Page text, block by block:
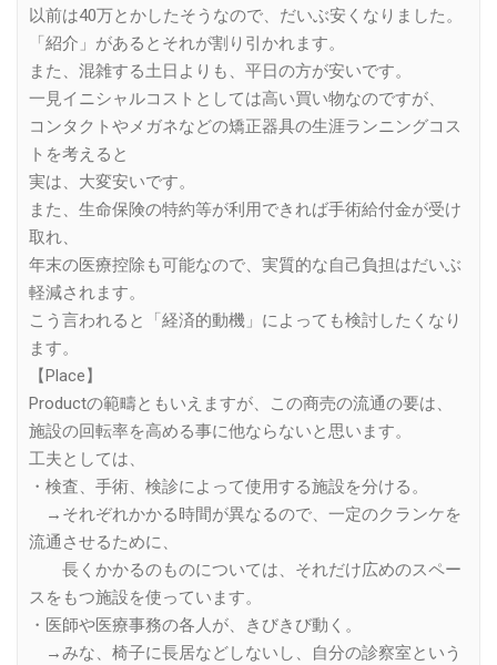
以前は40万とかしたそうなので、だいぶ安くなりました。
「紹介」があるとそれが割り引かれます。
また、混雑する土日よりも、平日の方が安いです。
一見イニシャルコストとしては高い買い物なのですが、
コンタクトやメガネなどの矯正器具の生涯ランニングコス
トを考えると
実は、大変安いです。
また、生命保険の特約等が利用できれば手術給付金が受け
取れ、
年末の医療控除も可能なので、実質的な自己負担はだいぶ
軽減されます。
こう言われると「経済的動機」によっても検討したくなり
ます。
【Place】
Productの範疇ともいえますが、この商売の流通の要は、
施設の回転率を高める事に他ならないと思います。
工夫としては、
・検査、手術、検診によって使用する施設を分ける。
→それぞれかかる時間が異なるので、一定のクランケを
流通させるために、
長くかかるのものについては、それだけ広めのスペー
スをもつ施設を使っています。
・医師や医療事務の各人が、きびきび動く。
→みな、椅子に長居などしないし、自分の診察室という